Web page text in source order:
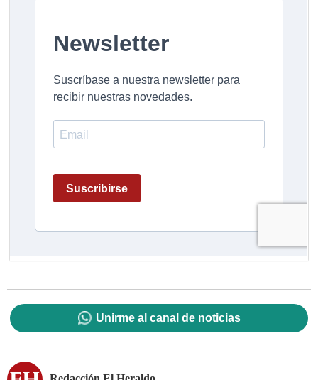
Unirme al canal de noticias